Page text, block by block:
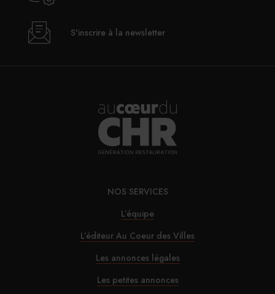
S'inscrire à la newsletter
NOS SERVICES
L’équipe
L’éditeur Au Coeur des Villes
Les annonces légales
Les petites annonces